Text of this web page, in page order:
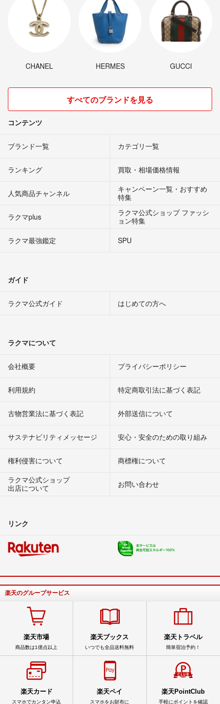
CHANEL HERMES GUCCI
すべてのブランドを見る
コンテンツ
ブランド一覧 カテゴリ一覧
ランキング 買取・相場価格情報
人気商品チャンネル
キャンペーン一覧・おすすめ
特集
ラクマplus
ラクマ公式ショップ ファッシ
ョン特集
ラクマ最強鑑定
SPU
ガイド
ラクマ公式ガイド はじめての方へ
ラクマについて
会社概要 プライバシーポリシー
利用規約 特定商取引法に基づく表記
古物営業法に基づく表記 外部送信について
サステナビリティメッセージ 安心・安全のための取り組み
権利侵害について
商標権について
ラクマ公式ショップ
出店について
お問い合わせ
リンク
楽天のグループサービス
楽天市場
商品数は1億点以上
楽天ブックス
いつでも全品送料無料
楽天トラベル
簡単宿泊予約！
楽天カード
スマホでカンタン申込
楽天ペイ
スマホをお財布に
楽天PointClub
手軽にポイントを確認